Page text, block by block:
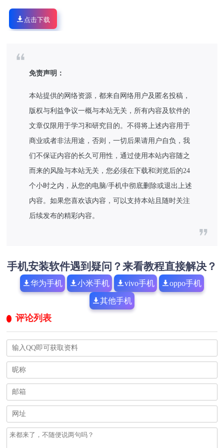
点击下载
免责声明：
本站提供的网络资源，都来自网络用户及匿名投稿，
版权与利益争议一概与本站无关，所有内容及软件的
文章仅限用于学习和研究目的。不得将上述内容用于
商业或者非法用途，否则，一切后果请用户自负，我
们不保证内容的长久可用性，通过使用本站内容随之
而来的风险与本站无关，您必须在下载和浏览后的24
个小时之内，从您的电脑/手机中彻底删除或退出上述
内容。如果您喜欢该内容，可以支持本站且随时关注
后续发布的精彩内容。
手机安装软件遇到疑问？来看教程直接解决？
华为手机 小米手机 vivo手机 oppo手机
其他手机
评论列表